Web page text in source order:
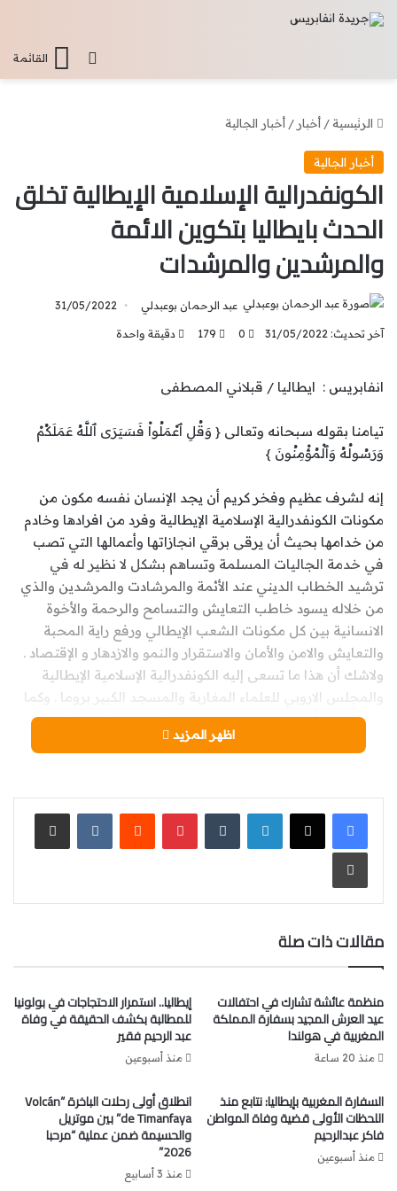
القائمةتسجيل
الرئيسية/ أخبار / أخبار الجالية
أخبار الجالية
الكونفدرالية الإسلامية الإيطالية تخلق
الحدث بايطاليا بتكوين الائمة
والمرشدين والمرشدات
عبد الرحمان بوعبدلي 31/05/2022
آخر تحديث: 31/05/2022 0
179 دقيقة واحدة
انفابريس : ايطاليا / قبلاني المصطفى
تيامنا بقوله سبحانه وتعالى { وَقُلِ ٱعْمَلُواْ فَسَيَرَى ٱللَّهُ عَمَلَكُمْ
وَرَسُولُهُ وَٱلْمُؤْمِنُونَ }
إنه لشرف عظيم وفخر كريم أن يجد الإنسان نفسه مكون من
مكونات الكونفدرالية الإسلامية الإيطالية وفرد من افرادها وخادم
من خدامها بحيث أن يرقى برقي انجازاتها وأعمالها التي تصب
في خدمة الجاليات المسلمة وتساهم بشكل لا نظير له في
ترشيد الخطاب الديني عند الأئمة والمرشادت والمرشدين والذي
من خلاله يسود خاطب التعايش والتسامح والرحمة والأخوة
الانسانية بين كل مكونات الشعب الإيطالي ورفع راية المحبة
والتعايش والامن والأمان والاستقرار والنمو والازدهار و الإقتصاد .
ولاشك أن هذا ما تسعى إليه الكونفدرالية الإسلامية الإيطالية
والمجلس الاروبي للعلماء المغاربة والمسجد الكبير بروما . وكما
يلاحظ جليا أن هذه المؤسسات الدنية تعنى بعناية خاصة من
الاتحاد الأوربي والعالمي والسر في ذلك أن قادتها ذوا أصول
للتعايش السلمي والاعتدال الوسطى وذلك اصبح جليا لا غبار عليه
بعد تولي مولانا أمير المؤمنين جلالة الملك محمدا السادس
نصره الله قيادتها.
لمراسل جريدة انفا بريس نعمل جاهدين لإعطاء الصورة الحسنة
للاسلام والمسلين ونسعى لترسيخ ثقافة التعايش والتسامح بين
اظهر المزيد
لينكدإن بينتيريست
مقالات ذات صلة
منظمة عائشة تشارك في احتفالات
عيد العرش المجيد بسفارة المملكة
المغربية في هولندا
منذ 20 ساعة
إيطاليا.. استمرار الاحتجاجات في بولونيا
للمطالبة بكشف الحقيقة في وفاة
عبد الرحيم فقير
منذ أسبوعين
السفارة المغربية بإيطاليا: نتابع منذ
اللحظات الأولى قضية وفاة المواطن
فاكر عبدالرحيم
منذ أسبوعين
انطلاق أولى رحلات الباخرة “Volcán
de Timanfaya” بين موتريل
والحسيمة ضمن عملية “مرحبا
2026”
منذ 3 أسابيع